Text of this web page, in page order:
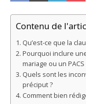
Contenu de
Qu’est-ce que la
Pourquoi inclure
mariage ou un PACS
Quels sont les
préciput ?
Comment bien